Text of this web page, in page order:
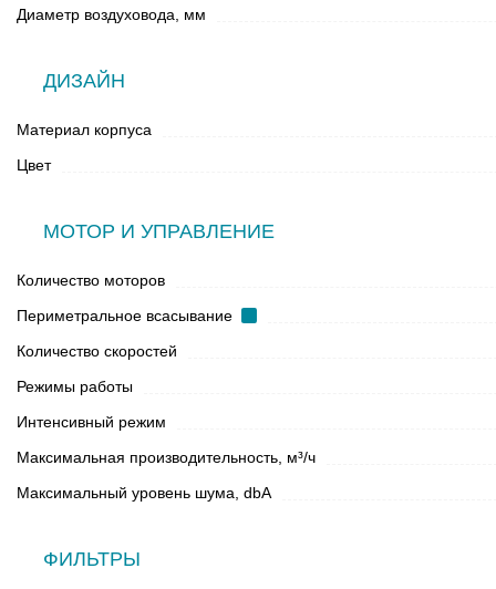
Диаметр воздуховода, мм
ДИЗАЙН
Материал корпуса
Цвет
МОТОР И УПРАВЛЕНИЕ
Количество моторов
Периметральное всасывание
Количество скоростей
Режимы работы
Интенсивный режим
Максимальная производительность, м³/ч
Максимальный уровень шума, dbA
ФИЛЬТРЫ